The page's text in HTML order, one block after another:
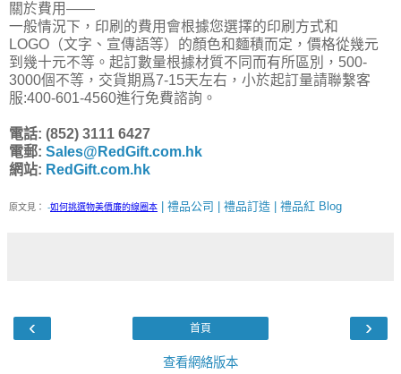
關於費用——
一般情況下，印刷的費用會根據您選擇的印刷方式和
LOGO（文字、宣傳語等）的顏色和麵積而定，價格從幾元
到幾十元不等。起訂數量根據材質不同而有所區別，500-
3000個不等，交貨期爲7-15天左右，小於起訂量請聯繫客
服:400-601-4560進行免費諮詢。
電話: (852) 3111 6427
電郵: Sales@RedGift.com.hk
網站: RedGift.com.hk
原文見： -如何挑選物美價廉的線圈本 | 禮品公司 | 禮品訂造 | 禮品紅 Blog
‹ ›
首頁
查看網絡版本